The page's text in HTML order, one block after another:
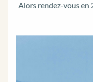
Alors rendez-vous en